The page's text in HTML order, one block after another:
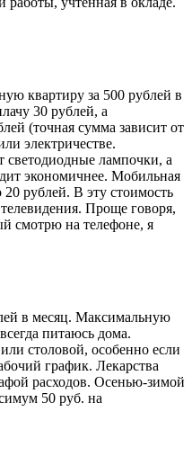
квартиру за 500 рублей в
30 рублей, а
(точная сумма зависит от
электричестве.
светодиодные лампочки, а
экономичнее. Мобильная
20 рублей. В эту стоимость
Проще говоря,
смотрю на телефоне, я
в месяц. Максимальную
питаюсь дома.
столовой, особенно если
график. Лекарства
расходов. Осенью-зимой
50 руб. на